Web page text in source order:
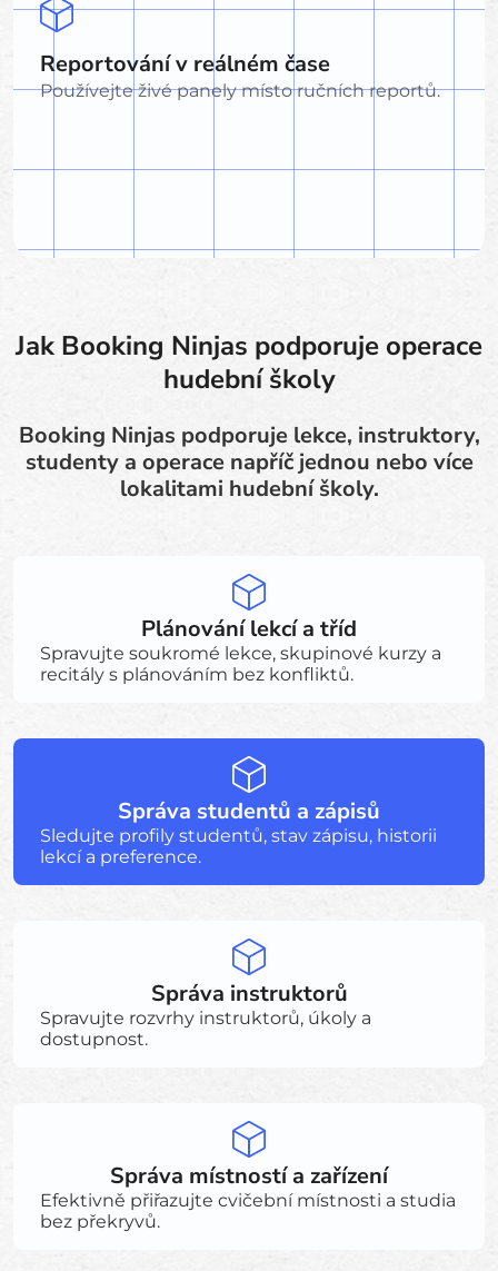
Reportování v reálném čase
Používejte živé panely místo ručních reportů.
Jak Booking Ninjas podporuje operace
hudební školy
Booking Ninjas podporuje lekce, instruktory,
studenty a operace napříč jednou nebo více
lokalitami hudební školy.
Plánování lekcí a tříd
Spravujte soukromé lekce, skupinové kurzy a
recitály s plánováním bez konfliktů.
Správa studentů a zápisů
Sledujte profily studentů, stav zápisu, historii
lekcí a preference.
Správa instruktorů
Spravujte rozvrhy instruktorů, úkoly a
dostupnost.
Správa místností a zařízení
Efektivně přiřazujte cvičební místnosti a studia
bez překryvů.